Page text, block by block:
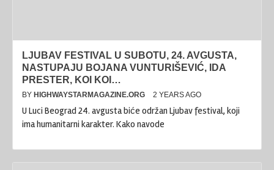
LJUBAV FESTIVAL U SUBOTU, 24. AVGUSTA,
NASTUPAJU BOJANA VUNTURIŠEVIĆ, IDA
PRESTER, KOI KOI…
BY HIGHWAYSTARMAGAZINE.ORG 2 YEARS AGO
U Luci Beograd 24. avgusta biće održan Ljubav festival, koji
ima humanitarni karakter. Kako navode